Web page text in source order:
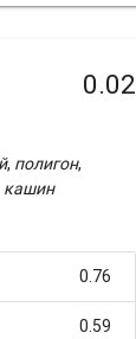
0.02
, полигон,
кашин
0.76
0.59